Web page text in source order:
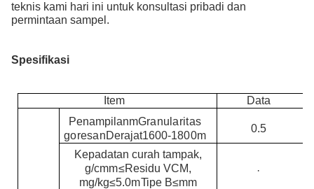
teknis kami hari ini untuk konsultasi pribadi dan
permintaan sampel.
Spesifikasi
Item Data
PenampilanmGranularitas
goresanDerajat1600-1800m
0.5
Kepadatan curah tampak,
g/cmm≤Residu VCM,
mg/kg≤5.0mTipe B≤mm
·